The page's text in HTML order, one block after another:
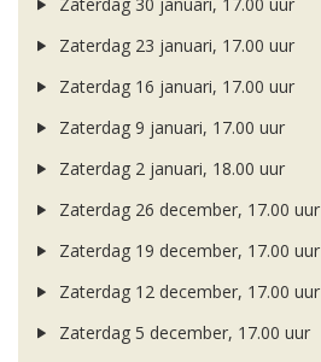
Zaterdag 30 januari, 17.00 uur
Zaterdag 23 januari, 17.00 uur
Zaterdag 16 januari, 17.00 uur
Zaterdag 9 januari, 17.00 uur
Zaterdag 2 januari, 18.00 uur
Zaterdag 26 december, 17.00 uur
Zaterdag 19 december, 17.00 uur
Zaterdag 12 december, 17.00 uur
Zaterdag 5 december, 17.00 uur